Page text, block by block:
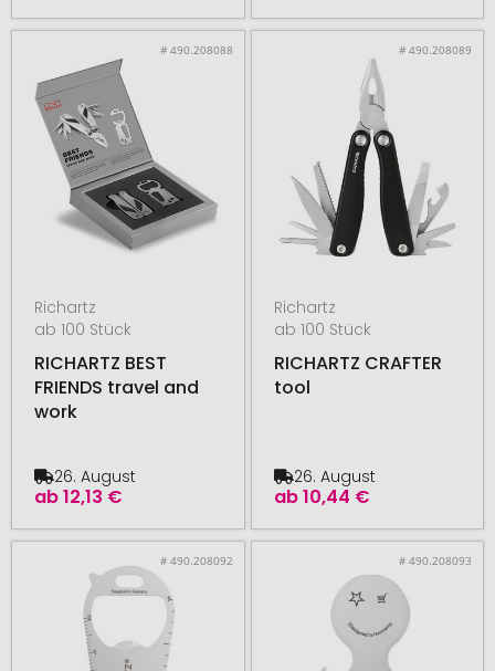
# 490.208088
Richartz
ab 100 Stück
RICHARTZ BEST
FRIENDS travel and
work
ab12,13 €
26. August
# 490.208089
Richartz
ab 100 Stück
RICHARTZ CRAFTER
tool
ab10,44 €
26. August
# 490.208092 # 490.208093